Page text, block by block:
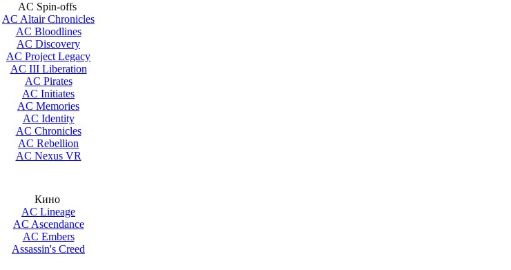
AC Spin-offs
AC Altair Chronicles
AC Bloodlines
AC Discovery
AC Project Legacy
AC III Liberation
AC Pirates
AC Initiates
AC Memories
AC Identity
AC Chronicles
AC Rebellion
AC Nexus VR
Кино
AC Lineage
AC Ascendance
AC Embers
Assassin's Creed